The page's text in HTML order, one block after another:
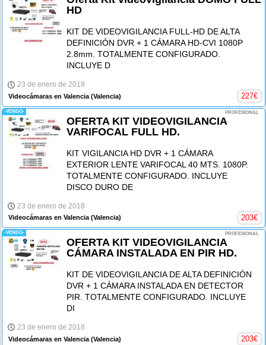
HD
KIT DE VIDEOVIGILANCIA FULL-HD DE ALTA
DEFINICIÓN DVR + 1 CÁMARA HD-CVI 1080P
2.8mm. TOTALMENTE CONFIGURADO.
INCLUYE D
23 de enero de 2018
Videocámaras en Valencia (Valencia) 227€
-VENDO- PROFESIONAL
OFERTA KIT VIDEOVIGILANCIA
VARIFOCAL FULL HD.
KIT VIGILANCIA HD DVR + 1 CÁMARA
EXTERIOR LENTE VARIFOCAL 40 MTS. 1080P.
TOTALMENTE CONFIGURADO. INCLUYE
DISCO DURO DE
23 de enero de 2018
Videocámaras en Valencia (Valencia) 203€
-VENDO- PROFESIONAL
OFERTA KIT VIDEOVIGILANCIA
CÁMARA INSTALADA EN PIR HD.
KIT DE VIDEOVIGILANCIA DE ALTA DEFINICIÓN
DVR + 1 CÁMARA INSTALADA EN DETECTOR
PIR. TOTALMENTE CONFIGURADO. INCLUYE
DI
23 de enero de 2018
Videocámaras en Valencia (Valencia) 203€